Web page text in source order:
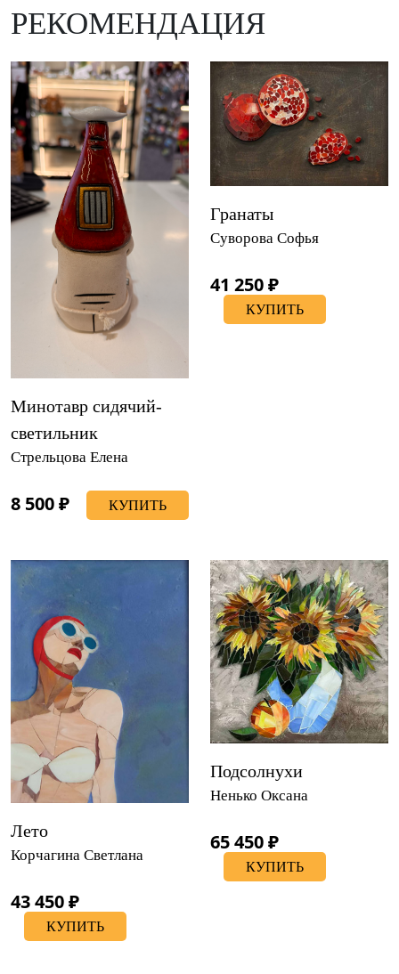
РЕКОМЕНДАЦИЯ
Минотавр сидячий-
светильник
Стрельцова Елена
8 500 ₽ КУПИТЬ
Гранаты
Суворова Софья
41 250 ₽
КУПИТЬ
Лето
Корчагина Светлана
43 450 ₽
КУПИТЬ
Подсолнухи
Ненько Оксана
65 450 ₽
КУПИТЬ